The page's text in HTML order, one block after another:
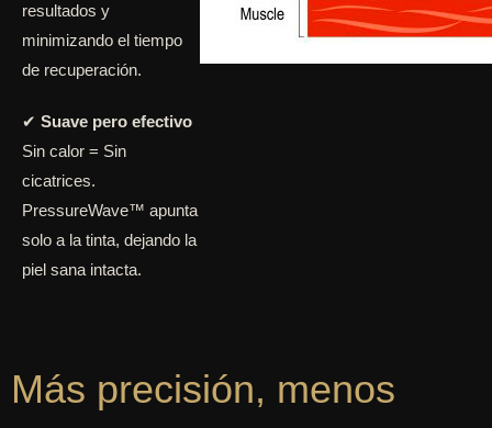
resultados y
minimizando el tiempo
de recuperación.
✔ Suave pero efectivo
Sin calor = Sin
cicatrices.
PressureWave™ apunta
solo a la tinta, dejando la
piel sana intacta.
Más precisión, menos